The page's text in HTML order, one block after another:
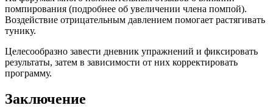
помпирования (подробнее об увеличении члена помпой).
Воздействие отрицательным давлением помогает растягивать
тунику.
Целесообразно завести дневник упражнений и фиксировать
результаты, затем в зависимости от них корректировать
программу.
Заключение